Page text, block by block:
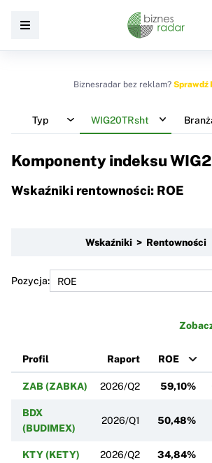
Biznesradar bez reklam? Sprawdź
Typ WIG20TRsht
Komponenty indeksu
Wskaźniki rentowności: ROE
Wskaźniki > Rentowności
Pozycja:
Profil Raport ROE
ZAB (ZABKA) 2026/Q2 59,10%
BDX
(BUDIMEX)
2026/Q1 50,48%
KTY (KETY) 2026/Q2 34,84%